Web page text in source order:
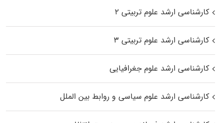
کارشناسی ارشد علوم تربیتی ۲
کارشناسی ارشد علوم تربیتی ۳
کارشناسی ارشد علوم جغرافیایی
کارشناسی ارشد علوم سیاسی و روابط بین الملل